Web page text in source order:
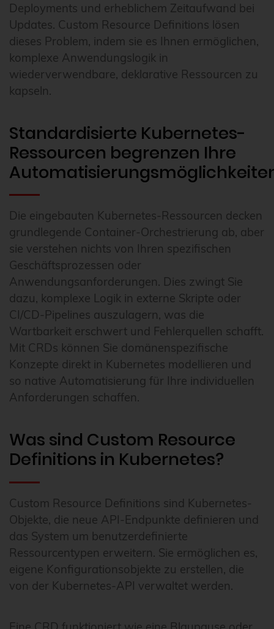
Deployments und erheblichem Zeitaufwand bei
Updates. Custom Resource Definitions lösen
dieses Problem, indem sie es Ihnen ermöglichen,
komplexe Anwendungslogik in
wiederverwendbare, deklarative Ressourcen zu
kapseln.
Standardisierte Kubernetes-
Ressourcen begrenzen Ihre
Die eingebauten Kubernetes-Ressourcen decken
grundlegende Container-Orchestrierung ab, aber
sie verstehen nichts von Ihren spezifischen
Geschäftsprozessen oder
Anwendungsanforderungen. Dies zwingt Sie
dazu, komplexe Logik in externe Skripte oder
CI/CD-Pipelines auszulagern, was die
Wartbarkeit erschwert und Fehlerquellen schafft.
Mit CRDs können Sie domänenspezifische
Konzepte direkt in Kubernetes modellieren und
so native Automatisierung für Ihre individuellen
Anforderungen schaffen.
Was sind Custom Resource
Definitions in Kubernetes?
Custom Resource Definitions sind Kubernetes-
Objekte, die neue API-Endpunkte definieren und
das System um benutzerdefinierte
Ressourcentypen erweitern. Sie ermöglichen es,
eigene Konfigurationsobjekte zu erstellen, die
von der Kubernetes-API verwaltet werden.